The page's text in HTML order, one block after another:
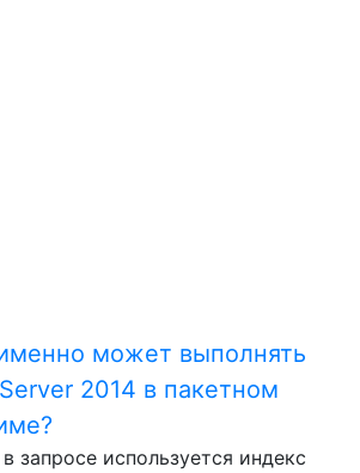
может выполнять
2014 в пакетном
в запросе используется индекс